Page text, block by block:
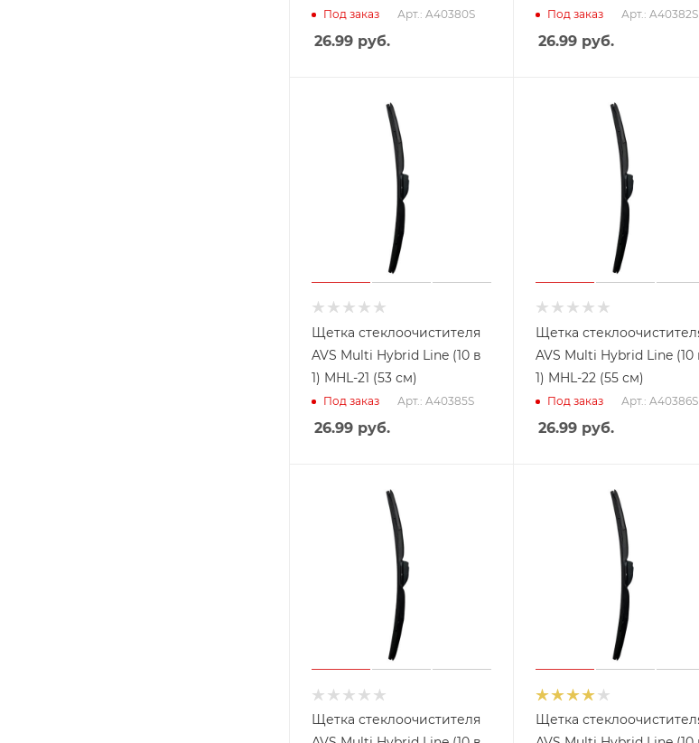
Под заказ Арт.: A40380S
26.99 руб.
Под заказ Арт.: A40382S
26.99 руб.
Щетка стеклоочистителя
AVS Multi Hybrid Line (10 в
1) MHL-21 (53 см)
Под заказ Арт.: A40385S
26.99 руб.
Щетка
AVS Multi Hybrid Line (10
1) MHL-22 (55 см)
Под заказ Арт.: A40386S
26.99 руб.
Щетка стеклоочистителя
Щетка